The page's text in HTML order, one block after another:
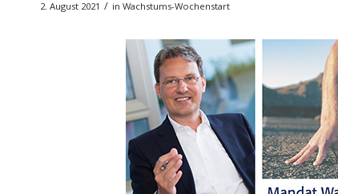
2. August 2021 / in Wachstums-Wochenstart